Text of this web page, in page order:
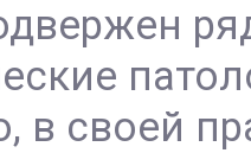
в своей